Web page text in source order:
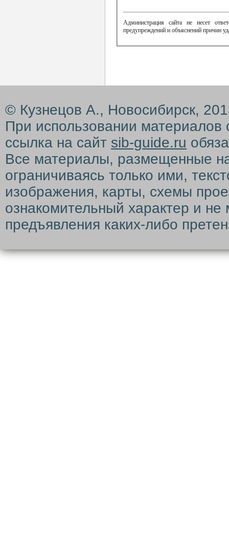
Администрация сайта не несет
предупреждений и объяснений причин
© Кузнецов А., Новосибирск,
При использовании материалов
ссылка на сайт sib-guide.ru
Все материалы, размещенные
ограничиваясь только ими,
изображения, карты, схемы
ознакомительный характер и
предъявления каких-либо